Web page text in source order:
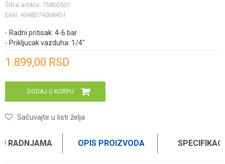
Šifra artikla: 75800501
EAN: 4048374068451
- Radni pritisak: 4-6 bar
- Prikljucak vazduha: 1/4"
1.899,00 RSD
DODAJ U KORPU
Sačuvajte u listi želja
RADNJAMA OPIS PROIZVODA